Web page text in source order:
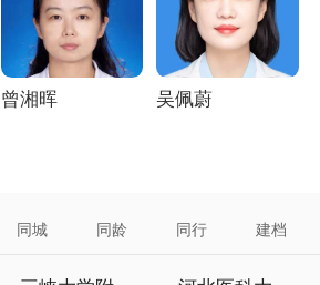
曾湘晖 吴佩蔚
同城 同龄 同行 建档